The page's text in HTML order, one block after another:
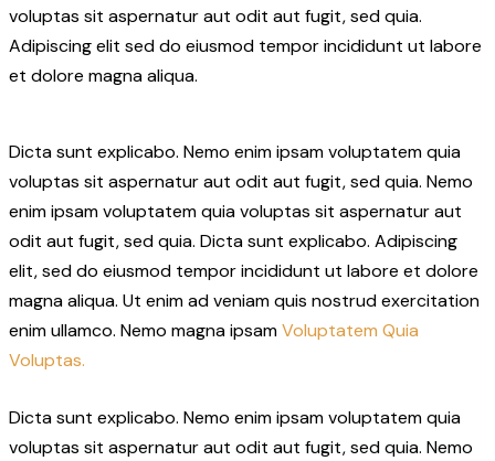
voluptas sit aspernatur aut odit aut fugit, sed quia.
Adipiscing elit sed do eiusmod tempor incididunt ut labore
et dolore magna aliqua.
Dicta sunt explicabo. Nemo enim ipsam voluptatem quia
voluptas sit aspernatur aut odit aut fugit, sed quia. Nemo
enim ipsam voluptatem quia voluptas sit aspernatur aut
odit aut fugit, sed quia. Dicta sunt explicabo. Adipiscing
elit, sed do eiusmod tempor incididunt ut labore et dolore
magna aliqua. Ut enim ad veniam quis nostrud exercitation
enim ullamco. Nemo magna ipsamVoluptatem Quia
Voluptas.
Dicta sunt explicabo. Nemo enim ipsam voluptatem quia
voluptas sit aspernatur aut odit aut fugit, sed quia. Nemo